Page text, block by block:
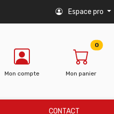
Espace pro
Mon compte Mon panier
0
CONTACT